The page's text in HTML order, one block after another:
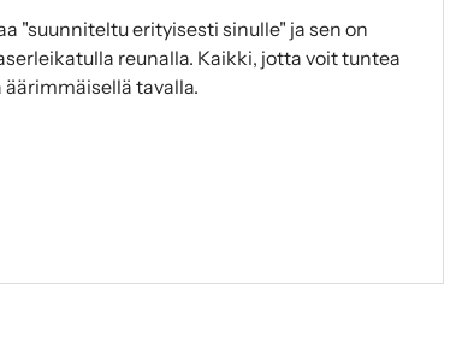
"suunniteltu erityisesti sinulle" ja sen on
reunalla. Kaikki, jotta voit tuntea
tavalla.